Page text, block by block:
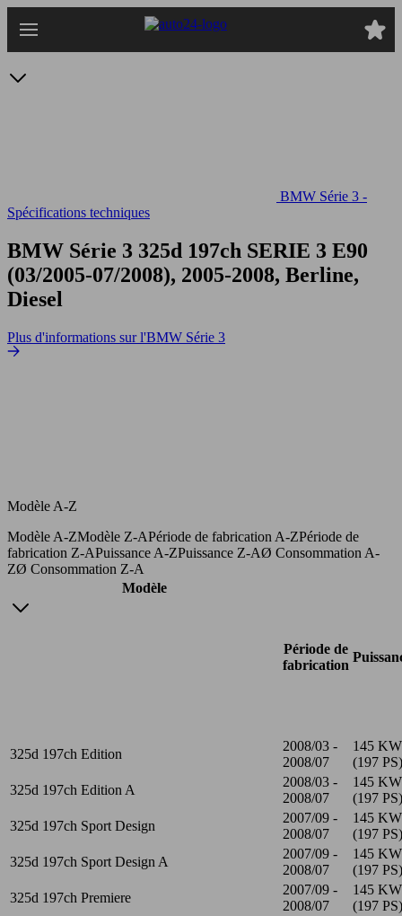
au
BMW Série 3 -
Spécifications techniques
BMW Série 3 325d 197ch SERIE 3 E90
(03/2005-07/2008), 2005-2008, Berline,
Diesel
Plus d'informations sur l'BMW Série 3
Modèle A-Z
Modèle A-ZModèle Z-APériode de fabrication A-ZPériode de
fabrication Z-APuissance A-ZPuissance Z-AØ Consommation A-
ZØ Consommation Z-A
Modèle
Période de
fabrication
325d 197ch Edition
2008/03 -
2008/07
145 KW
(197 PS)
325d 197ch Edition A
2008/03 -
2008/07
145 KW
(197 PS)
325d 197ch Sport Design
2007/09 -
2008/07
145 KW
(197 PS)
325d 197ch Sport Design A
2007/09 -
2008/07
145 KW
(197 PS)
325d 197ch Premiere
2007/09 -
2008/07
145 KW
(197 PS)